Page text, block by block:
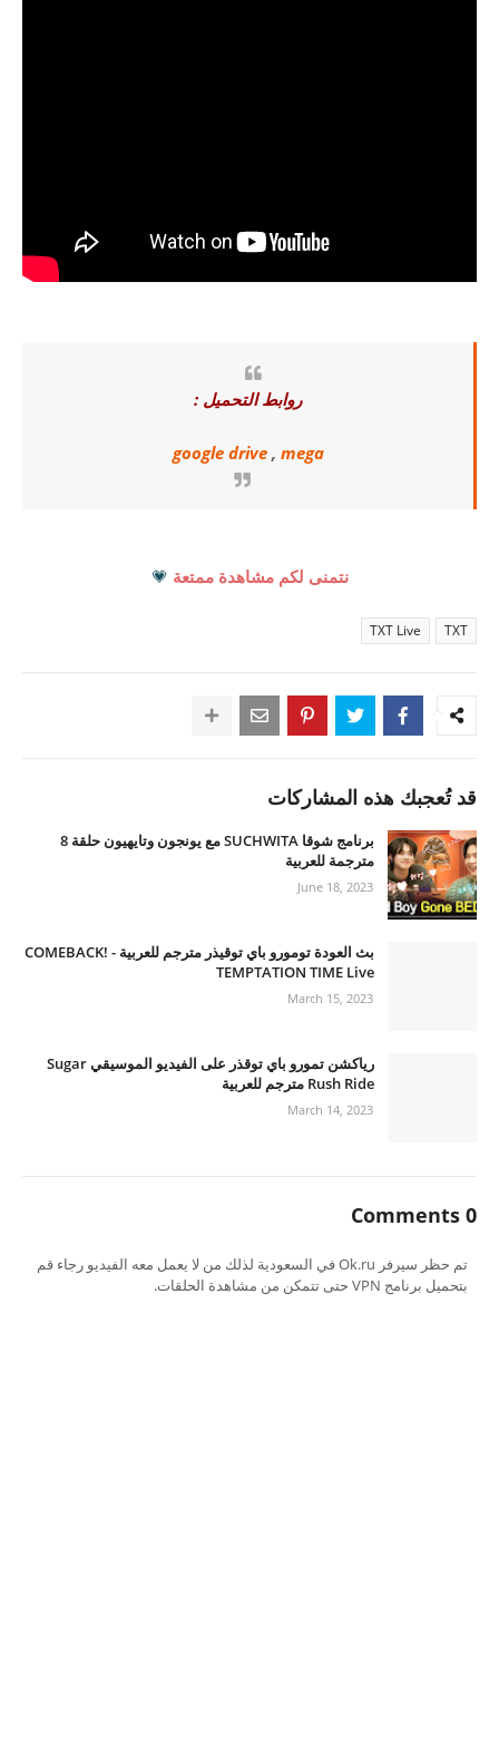
روابط التحميل :
google drive, mega
نتمنى لكم مشاهدة ممتعة 💗
TXT
TXT Live
قد تُعجبك هذه المشاركات
برنامج شوقا SUCHWITA مع يونجون وتايهيون حلقة 8
مترجمة للعربية
June 18, 2023
بث العودة تومورو باي توقيذر مترجم للعربية - COMEBACK!
TEMPTATION TIME Live
March 15, 2023
رياكشن تمورو باي توقذر على الفيديو الموسيقي Sugar
Rush Ride مترجم للعربية
March 14, 2023
0 Comments
تم حظر سيرفر Ok.ru في السعودية لذلك من لا يعمل معه الفيديو رجاء قم
بتحميل برنامج VPN حتى تتمكن من مشاهدة الحلقات.